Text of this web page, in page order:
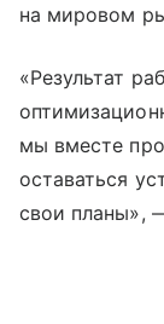
на мировом
«Результат
мы вместе
оставаться
свои планы»,